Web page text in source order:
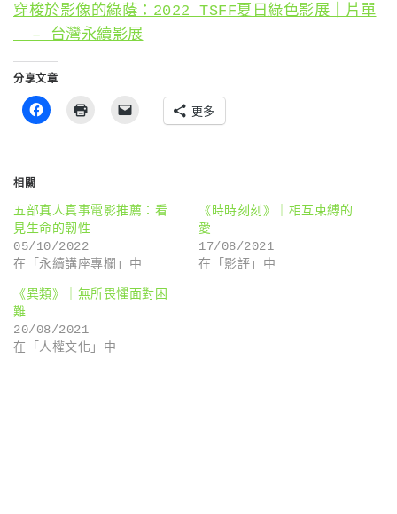
穿梭於影像的綠蔭：2022 TSFF夏日綠色影展｜片單
￼ – 台灣永續影展
分享文章
更多
相關
五部真人真事電影推薦：看
見生命的韌性
05/10/2022
在「永續講座專欄」中
《時時刻刻》｜相互束縛的
愛
17/08/2021
在「影評」中
《異類》｜無所畏懼面對困
難
20/08/2021
在「人權文化」中